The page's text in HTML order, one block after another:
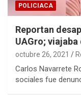
POLICIACA
Reportan
UAGro;
octubre 26, 2021
Carlos Navarrete
sociales fue